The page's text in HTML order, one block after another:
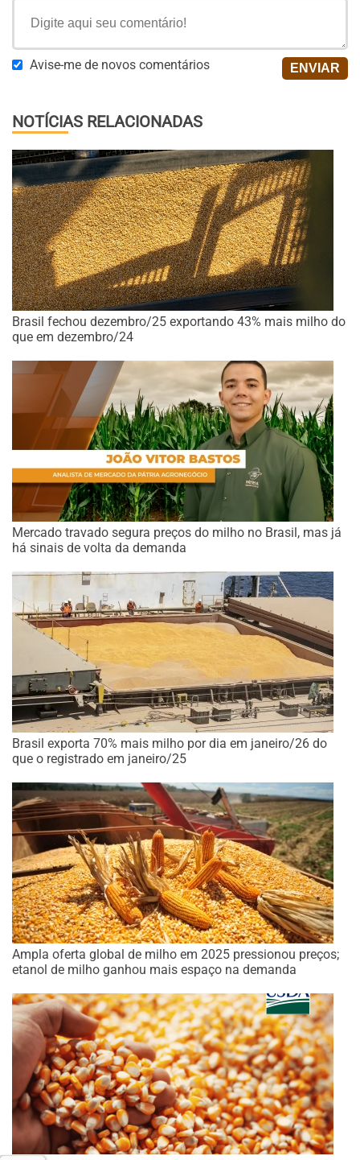
Avise-me de novos comentários
NOTÍCIAS RELACIONADAS
Brasil fechou dezembro/25 exportando 43% mais milho do
que em dezembro/24
Mercado travado segura preços do milho no Brasil, mas já
há sinais de volta da demanda
Brasil exporta 70% mais milho por dia em janeiro/26 do
que o registrado em janeiro/25
Ampla oferta global de milho em 2025 pressionou preços;
etanol de milho ganhou mais espaço na demanda